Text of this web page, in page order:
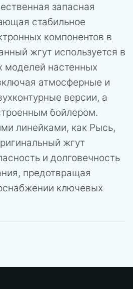
запасная
стабильное
компонентов в
жгут используется в
моделей настенных
атмосферные и
версии, а
бойлером.
линейками, как Рысь,
жгут
и долговечность
предотвращая
ключевых